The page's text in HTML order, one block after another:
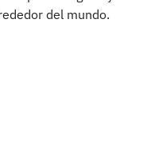
del mundo.